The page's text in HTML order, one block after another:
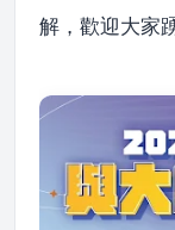
解，歡迎大家